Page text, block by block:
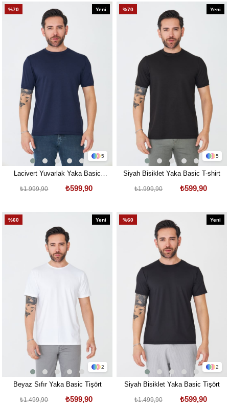
5
%70
Yeni
Lacivert Yuvarlak Yaka Basic
₺599,90
₺1.999,90
5
%70
Yeni
Siyah Bisiklet Yaka Basic T-shirt
₺599,90
₺1.999,90
2
%60
Yeni
Beyaz Sıfır Yaka Basic Tişört
₺599,90
₺1.499,90
2
%60
Yeni
Siyah Bisiklet Yaka Basic Tişört
₺599,90
₺1.499,90